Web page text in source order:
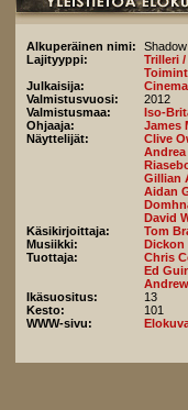
Alkuperäinen nimi:
Lajityyppi:
Trilleri /
Julkaisija:
Valmistusvuosi:
2012
Valmistusmaa:
Iso-
Ohjaaja:
James
Näyttelijät:
Clive
Andrea
Gillian
Aidan
David
Käsikirjoittaja:
Tom
Musiikki:
Dickon
Tuottaja:
Chris
Ed
Ikäsuositus:
13
Kesto:
101
WWW-sivu: